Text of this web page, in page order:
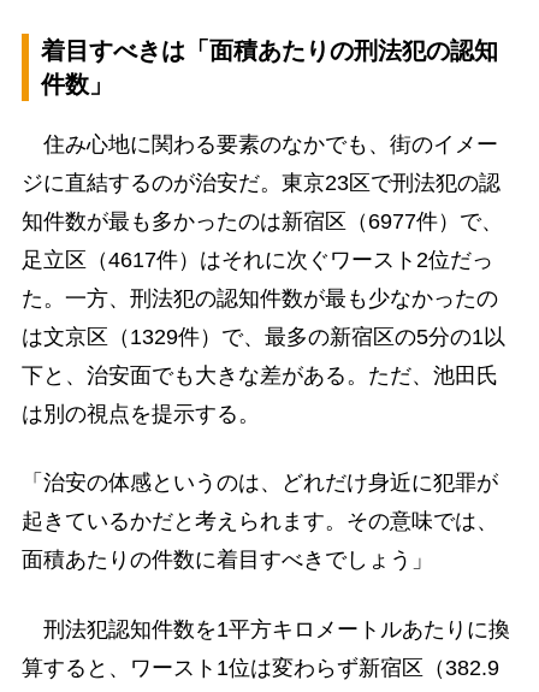
着目すべきは「面積あたりの刑法犯の認知
件数」
住み心地に関わる要素のなかでも、街のイメー
ジに直結するのが治安だ。東京23区で刑法犯の認
知件数が最も多かったのは新宿区（6977件）で、
足立区（4617件）はそれに次ぐワースト2位だっ
た。一方、刑法犯の認知件数が最も少なかったの
は文京区（1329件）で、最多の新宿区の5分の1以
下と、治安面でも大きな差がある。ただ、池田氏
は別の視点を提示する。
「治安の体感というのは、どれだけ身近に犯罪が
起きているかだと考えられます。その意味では、
面積あたりの件数に着目すべきでしょう」
刑法犯認知件数を1平方キロメートルあたりに換
算すると、ワースト1位は変わらず新宿区（382.9